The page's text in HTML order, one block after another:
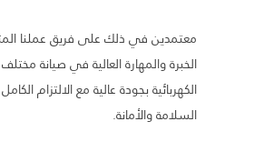
معتمدين في ذلك على فريق عملنا
الخبرة والمهارة العالية في صيانة
الكهربائية بجودة عالية مع الالتزام
السلامة والأمانة.